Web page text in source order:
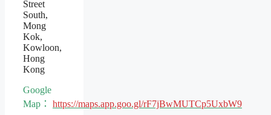
Street
South,
Mong
Kok,
Kowloon,
Hong
Kong
Google
Map： https://maps.app.goo.gl/rF7jBwMUTCp5UxbW9